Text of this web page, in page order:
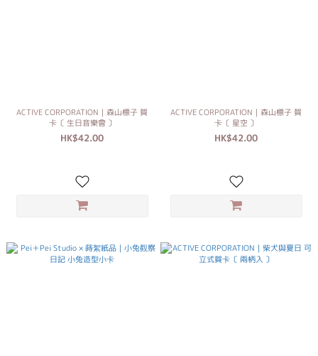
ACTIVE CORPORATION｜森山標子 賀
卡〔 生日音樂會 〕
HK$42.00
ACTIVE CORPORATION｜森山標子 賀
卡〔 星空 〕
HK$42.00